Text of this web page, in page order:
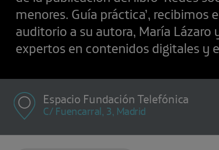
menores. Guía práctica’, recibimos
auditorio a su autora, María Lázaro
expertos en contenidos digitales y
Espacio Fundación Telefónica
C/ Fuencarral, 3, Madrid